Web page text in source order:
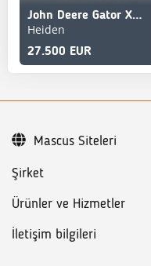
John Deere Gator XUV835M *Benzin*
Heiden
27.500 EUR
Şirket
Ürünler ve Hizmetler
İletişim bilgileri
Mascus Siteleri